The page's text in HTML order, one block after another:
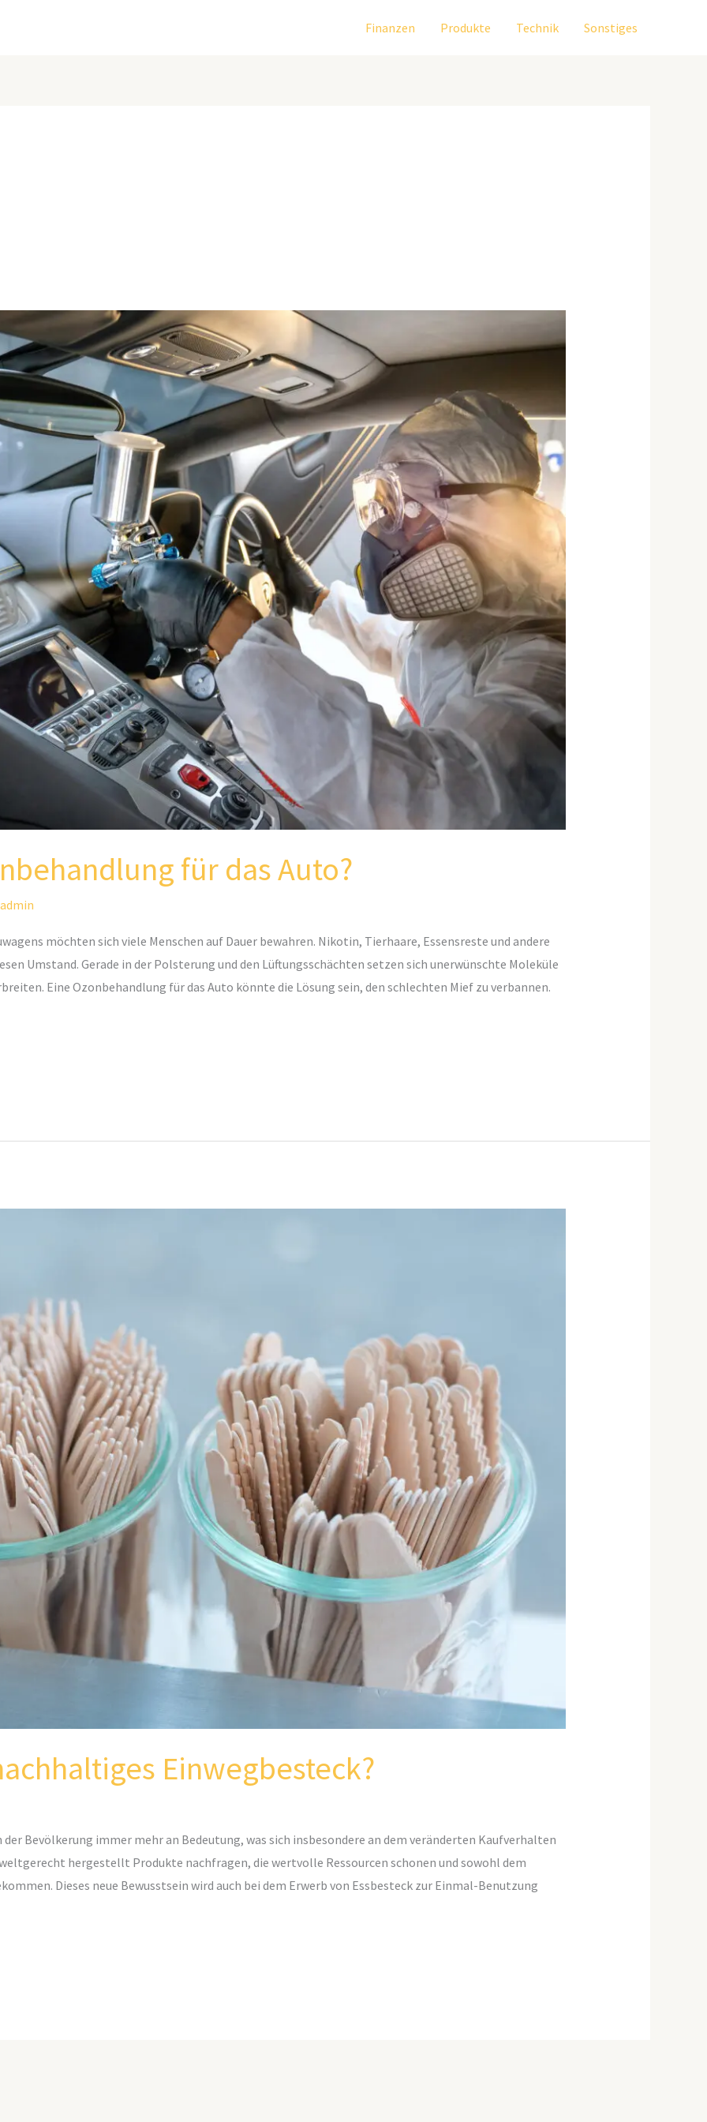
Finanzen Produkte Technik Sonstiges
für das Auto?
admin
möchten sich viele Menschen auf Dauer bewahren. Nikotin, Tierhaare, Essensreste und andere
Umstand. Gerade in der Polsterung und den Lüftungsschächten setzen sich unerwünschte Moleküle
Eine Ozonbehandlung für das Auto könnte die Lösung sein, den schlechten Mief zu verbannen.
Einwegbesteck?
Bevölkerung immer mehr an Bedeutung, was sich insbesondere an dem veränderten Kaufverhalten
hergestellt Produkte nachfragen, die wertvolle Ressourcen schonen und sowohl dem
Dieses neue Bewusstsein wird auch bei dem Erwerb von Essbesteck zur Einmal-Benutzung